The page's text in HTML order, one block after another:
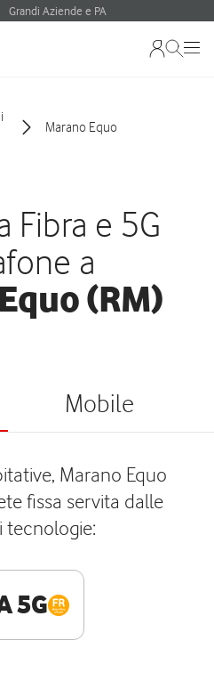
Grandi Aziende e PA
Marano Equo
Fibra e 5G
a
(RM)
Mobile
Marano Equo
fissa servita dalle
tecnologie:
5G